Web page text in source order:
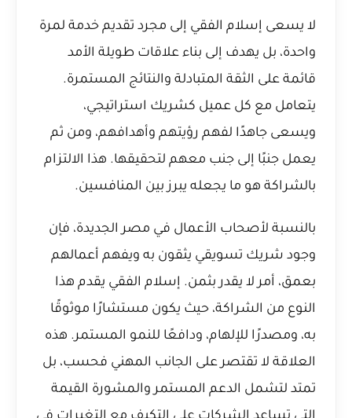
لا يسعى إسلام الفقي إلى مجرد تقديم خدمة لمرة
واحدة، بل يهدف إلى بناء علاقات طويلة الأمد
قائمة على الثقة المتبادلة والنتائج المستمرة.
يتعامل مع كل عميل كشريك استراتيجي،
ويسعى جاهدًا لفهم رؤيتهم وأهدافهم، ومن ثم
يعمل جنبًا إلى جنب معهم لتحقيقها. هذا الالتزام
بالشراكة هو ما يجعله يبرز بين المنافسين.
بالنسبة لأصحاب الأعمال في مصر الجديدة، فإن
وجود شريك تسويقي يثقون به ويفهم أعمالهم
بعمق، أمر لا يقدر بثمن. إسلام الفقي يقدم هذا
النوع من الشراكة، حيث يكون مستشارًا موثوقًا
به، ومصدرًا للإلهام، ودافعًا للنمو المستمر. هذه
العلاقة لا تقتصر على الجانب المهني فحسب، بل
تمتد لتشمل الدعم المستمر والمشورة القيمة